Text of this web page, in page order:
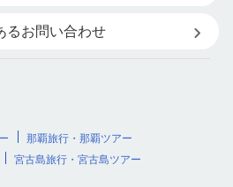
るお問い合わせ
那覇旅行・那覇ツアー
宮古島旅行・宮古島ツアー